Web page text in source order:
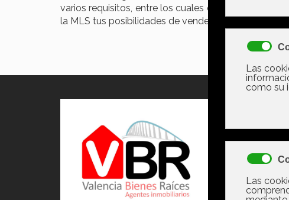
varios requisitos, entre los cuales esta haber
la MLS tus posibilidades de vender se suben
nuestro
Un
De La LAU